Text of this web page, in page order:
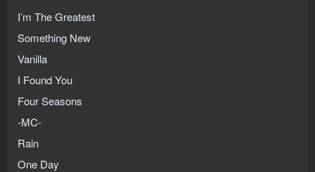
I’m The Greatest
Something New
Vanilla
I Found You
Four Seasons
-MC-
Rain
One Day